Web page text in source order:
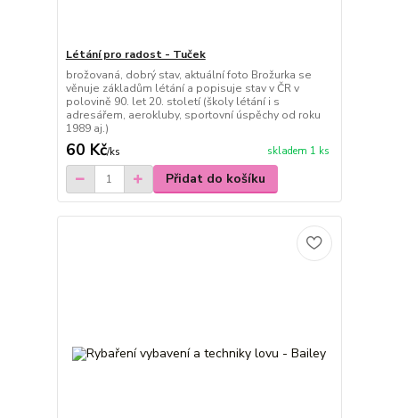
Létání pro radost - Tuček
brožovaná, dobrý stav, aktuální foto Brožurka se
věnuje základům létání a popisuje stav v ČR v
polovině 90. let 20. století (školy létání i s
adresářem, aerokluby, sportovní úspěchy od roku
1989 aj.)
60 Kč/ks skladem 1 ks
Přidat do košíku